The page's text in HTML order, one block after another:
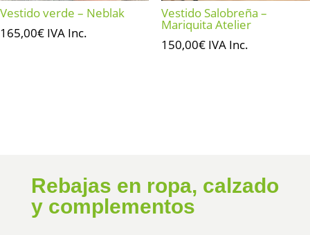
Vestido verde – Neblak
165,00€ IVA Inc.
Vestido Salobreña –
Mariquita Atelier
150,00€ IVA Inc.
Rebajas en ropa, calzado
y complementos